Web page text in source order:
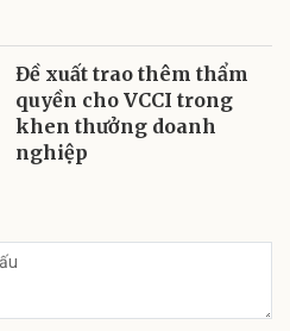
Đề xuất trao thêm thẩm
quyền cho VCCI trong
khen thưởng doanh
nghiệp